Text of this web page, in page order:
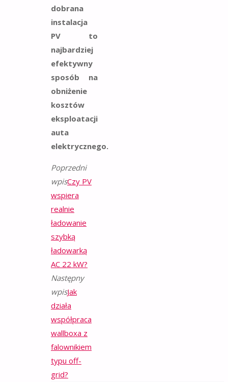
dobrana
instalacja
PV to
najbardziej
efektywny
sposób na
obniżenie
kosztów
eksploatacji
auta
elektrycznego.
Poprzedni
wpisCzy PV
wspiera
realnie
ładowanie
szybką
ładowarką
AC 22 kW?
Następny
wpisJak
działa
współpraca
wallboxa z
falownikiem
typu off-
grid?